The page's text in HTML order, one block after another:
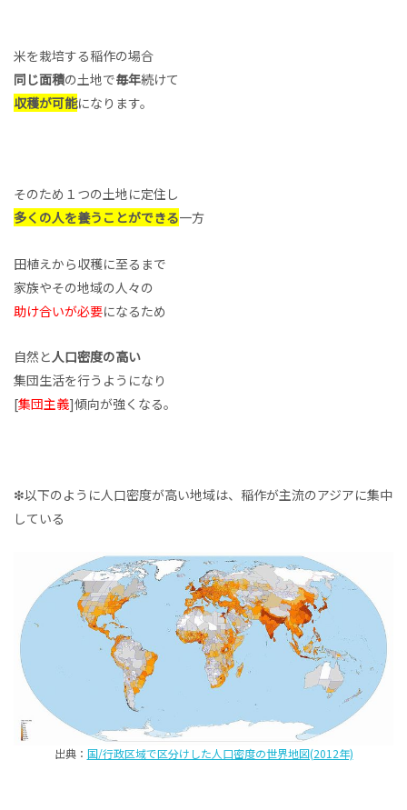
米を栽培する稲作の場合
同じ面積の土地で毎年続けて
収穫が可能になります。
そのため１つの土地に定住し
多くの人を養うことができる一方
田植えから収穫に至るまで
家族やその地域の人々の
助け合いが必要になるため
自然と人口密度の高い
集団生活を行うようになり
[集団主義]傾向が強くなる。
❇︎以下のように人口密度が高い地域は、稲作が主流のアジアに集中
している
出典： 国/行政区域で区分けした人口密度の世界地図(2012年)